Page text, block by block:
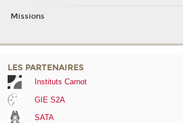
Missions
LES PARTENAIRES
Instituts Carnot
GIE S2A
SATA